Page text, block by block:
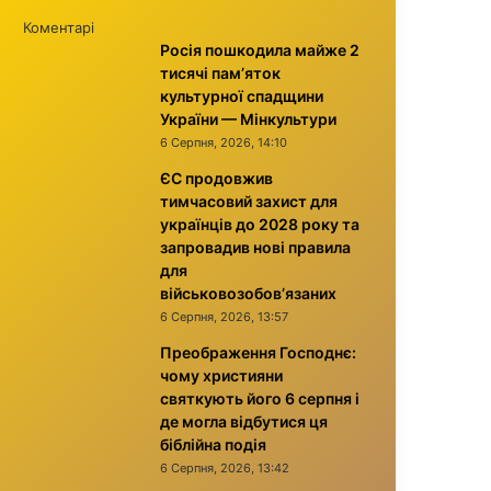
Коментарі
Росія пошкодила майже 2
тисячі пам’яток
культурної спадщини
України — Мінкультури
6 Серпня, 2026, 14:10
ЄС продовжив
тимчасовий захист для
українців до 2028 року та
запровадив нові правила
для
військовозобов’язаних
6 Серпня, 2026, 13:57
Преображення Господнє:
чому християни
святкують його 6 серпня і
де могла відбутися ця
біблійна подія
6 Серпня, 2026, 13:42